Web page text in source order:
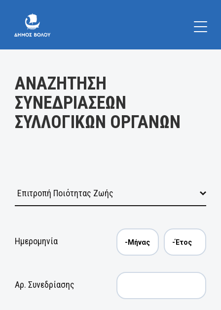
ΑΝΑΖΗΤΗΣΗ
ΣΥΝΕΔΡΙΑΣΕΩΝ
ΣΥΛΛΟΓΙΚΩΝ ΟΡΓΑΝΩΝ
Ημερομηνία
Αρ. Συνεδρίασης